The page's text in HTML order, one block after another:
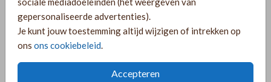
gepersonaliseerde advertenties).
Je kunt jouw toestemming altijd wijzigen of intrekken op
ons ons cookiebeleid.
Accepteren
OMSCHRIJVING
9 labels voor een kraamborrel met afgeronde hoeken en
een hartje. Voeg dit kraamborrel kaartje bij je linnenlook
geboortekaart en nodig de ontvangers uit voor een
kraamfeest.